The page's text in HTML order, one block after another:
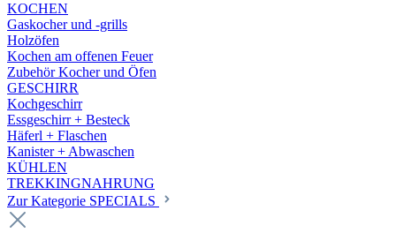
KOCHEN
Gaskocher und -grills
Holzöfen
Kochen am offenen Feuer
Zubehör Kocher und Öfen
GESCHIRR
Kochgeschirr
Essgeschirr + Besteck
Häferl + Flaschen
Kanister + Abwaschen
KÜHLEN
TREKKINGNAHRUNG
Zur Kategorie SPECIALS